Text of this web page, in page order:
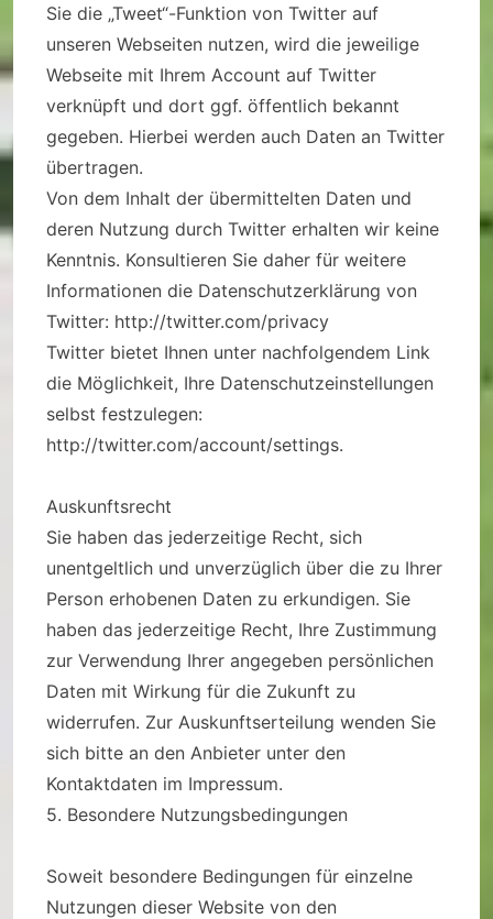
Sie die „Tweet“-Funktion von Twitter auf
unseren Webseiten nutzen, wird die jeweilige
Webseite mit Ihrem Account auf Twitter
verknüpft und dort ggf. öffentlich bekannt
gegeben. Hierbei werden auch Daten an Twitter
übertragen.
Von dem Inhalt der übermittelten Daten und
deren Nutzung durch Twitter erhalten wir keine
Kenntnis. Konsultieren Sie daher für weitere
Informationen die Datenschutzerklärung von
Twitter: http://twitter.com/privacy
Twitter bietet Ihnen unter nachfolgendem Link
die Möglichkeit, Ihre Datenschutzeinstellungen
selbst festzulegen:
http://twitter.com/account/settings.
Auskunftsrecht
Sie haben das jederzeitige Recht, sich
unentgeltlich und unverzüglich über die zu Ihrer
Person erhobenen Daten zu erkundigen. Sie
haben das jederzeitige Recht, Ihre Zustimmung
zur Verwendung Ihrer angegeben persönlichen
Daten mit Wirkung für die Zukunft zu
widerrufen. Zur Auskunftserteilung wenden Sie
sich bitte an den Anbieter unter den
Kontaktdaten im Impressum.
5. Besondere Nutzungsbedingungen
Soweit besondere Bedingungen für einzelne
Nutzungen dieser Website von den